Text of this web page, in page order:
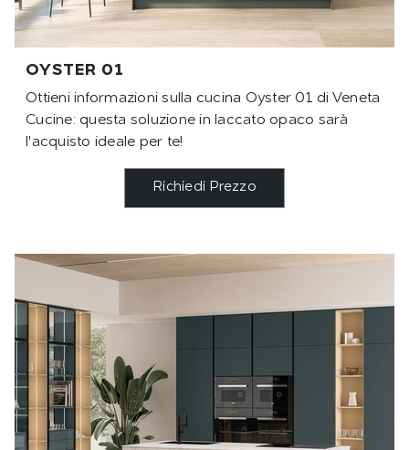
OYSTER 01
Ottieni informazioni sulla cucina Oyster 01 di Veneta
Cucine: questa soluzione in laccato opaco sarà
l'acquisto ideale per te!
Richiedi Prezzo